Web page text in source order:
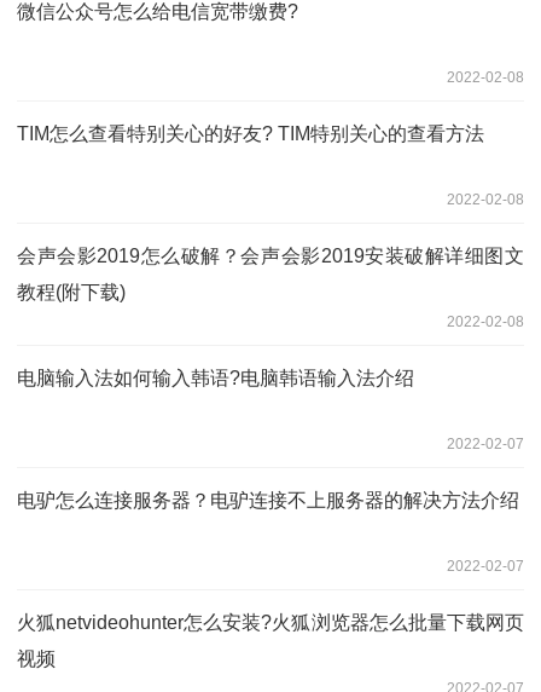
微信公众号怎么给电信宽带缴费?
2022-02-08
TIM怎么查看特别关心的好友? TIM特别关心的查看方法
2022-02-08
会声会影2019怎么破解？会声会影2019安装破解详细图文
教程(附下载)
2022-02-08
电脑输入法如何输入韩语?电脑韩语输入法介绍
2022-02-07
电驴怎么连接服务器？电驴连接不上服务器的解决方法介绍
2022-02-07
火狐netvideohunter怎么安装?火狐浏览器怎么批量下载网页
视频